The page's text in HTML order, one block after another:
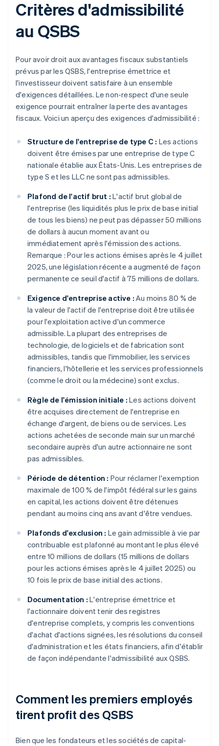
Critères d'admissibilité
au QSBS
Pour avoir droit aux avantages fiscaux substantiels
prévus par les QSBS, l'entreprise émettrice et
l'investisseur doivent satisfaire à un ensemble
d'exigences détaillées. Le non-respect d'une seule
exigence pourrait entraîner la perte des avantages
fiscaux. Voici un aperçu des exigences d'admissibilité :
Structure de l'entreprise de type C : Les actions
doivent être émises par une entreprise de type C
nationale établie aux États-Unis. Les entreprises de
type S et les LLC ne sont pas admissibles.
Plafond de l'actif brut : L'actif brut global de
l'entreprise (les liquidités plus le prix de base initial
de tous les biens) ne peut pas dépasser 50 millions
de dollars à aucun moment avant ou
immédiatement après l'émission des actions.
Remarque : Pour les actions émises après le 4 juillet
2025, une législation récente a augmenté de façon
permanente ce seuil d'actif à 75 millions de dollars.
Exigence d'entreprise active : Au moins 80 % de
la valeur de l'actif de l'entreprise doit être utilisée
pour l'exploitation active d'un commerce
admissible. La plupart des entreprises de
technologie, de logiciels et de fabrication sont
admissibles, tandis que l'immobilier, les services
financiers, l'hôtellerie et les services professionnels
(comme le droit ou la médecine) sont exclus.
Règle de l'émission initiale : Les actions doivent
être acquises directement de l'entreprise en
échange d'argent, de biens ou de services. Les
actions achetées de seconde main sur un marché
secondaire auprès d'un autre actionnaire ne sont
pas admissibles.
Période de détention : Pour réclamer l'exemption
maximale de 100 % de l'impôt fédéral sur les gains
en capital, les actions doivent être détenues
pendant au moins cinq ans avant d'être vendues.
Plafonds d'exclusion : Le gain admissible à vie par
contribuable est plafonné au montant le plus élevé
entre 10 millions de dollars (15 millions de dollars
pour les actions émises après le 4 juillet 2025) ou
10 fois le prix de base initial des actions.
Documentation : L'entreprise émettrice et
l'actionnaire doivent tenir des registres
d'entreprise complets, y compris les conventions
d'achat d'actions signées, les résolutions du conseil
d'administration et les états financiers, afin d'établir
de façon indépendante l'admissibilité aux QSBS.
Comment les premiers employés
tirent profit des QSBS
Bien que les fondateurs et les sociétés de capital-